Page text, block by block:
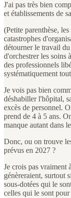
J'ai pas très bien
et établissements de
(Petite parenthèse,
catastrophes
détourner le travail
d'orchestrer les soins
des professionnels
systématiquement
Je vois pas bien
déshabiller l'hôpital,
excès de personnel.
prend de 4 à 5 ans.
manque autant dans
Donc, ou on trouve
prévus en 2027 ?
Je crois pas vraiment
génèreraient, surtout
sous-dotées qui le
celles qui le sont